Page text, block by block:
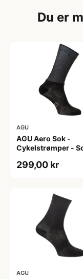
Du er
AGU
AGU Aero Sok -
Cykelstrømper -
299,00 kr
AGU